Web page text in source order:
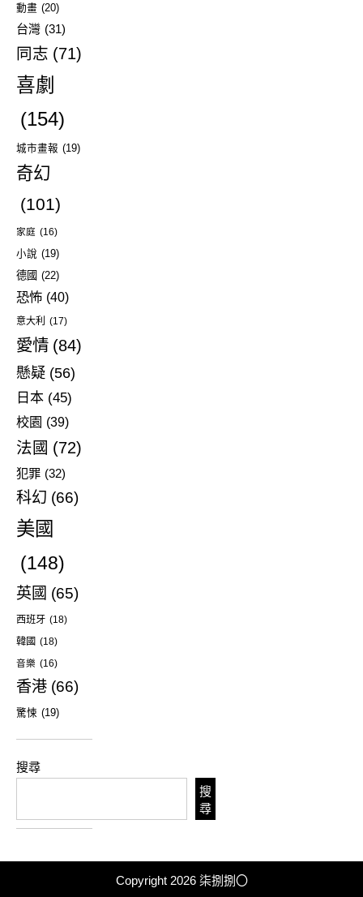
動畫 (20)
台灣 (31)
同志 (71)
喜劇
(154)
城市畫報 (19)
奇幻
(101)
家庭 (16)
小說 (19)
德國 (22)
恐怖 (40)
意大利 (17)
愛情 (84)
懸疑 (56)
日本 (45)
校園 (39)
法國 (72)
犯罪 (32)
科幻 (66)
美國
(148)
英國 (65)
西班牙 (18)
韓國 (18)
音樂 (16)
香港 (66)
驚悚 (19)
搜尋
搜
尋
Copyright 2026 柒捌捌〇